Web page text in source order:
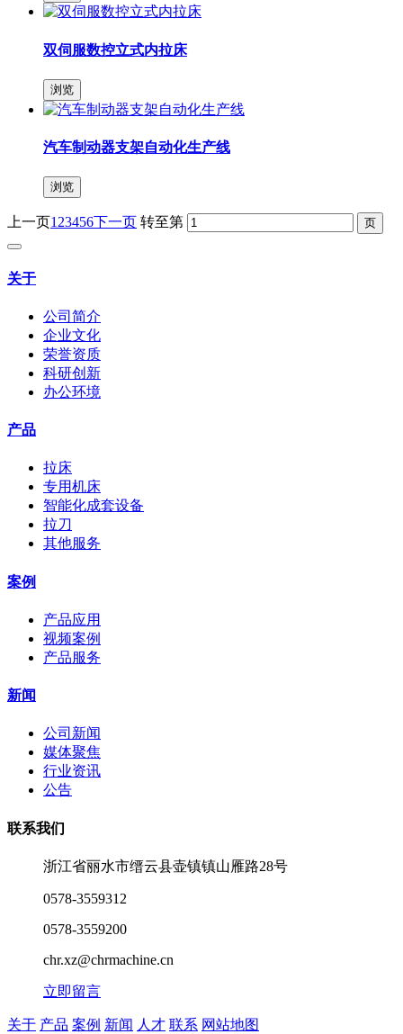
双伺服数控立式内拉床
浏览
汽车制动器支架自动化生产线
浏览
上一页1 23456下一页 转至第
关于
公司简介
企业文化
荣誉资质
科研创新
办公环境
产品
拉床
专用机床
智能化成套设备
拉刀
其他服务
案例
产品应用
视频案例
产品服务
新闻
公司新闻
媒体聚焦
行业资讯
公告
联系我们
浙江省丽水市缙云县壶镇镇山雁路28号
0578-3559312
0578-3559200
chr.xz@chrmachine.cn
立即留言
关于 产品 案例 新闻 人才 联系 网站地图